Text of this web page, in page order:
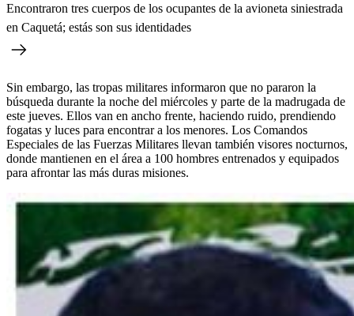
Encontraron tres cuerpos de los ocupantes de la avioneta siniestrada
en Caquetá; estás son sus identidades
Sin embargo, las tropas militares informaron que no pararon la
búsqueda durante la noche del miércoles y parte de la madrugada de
este jueves. Ellos van en ancho frente, haciendo ruido, prendiendo
fogatas y luces para encontrar a los menores. Los Comandos
Especiales de las Fuerzas Militares llevan también visores nocturnos,
donde mantienen en el área a 100 hombres entrenados y equipados
para afrontar las más duras misiones.